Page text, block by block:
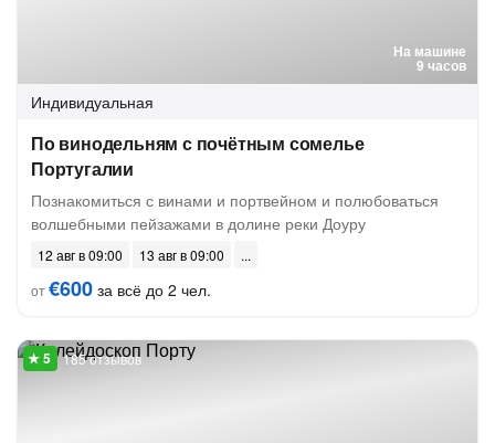
На машине
9 часов
Индивидуальная
По винодельням с почётным сомелье
Португалии
Познакомиться с винами и портвейном и полюбоваться
волшебными пейзажами в долине реки Доуру
12 авг в 09:00
13 авг в 09:00
от€600 за всё до 2 чел.
185 отзывов